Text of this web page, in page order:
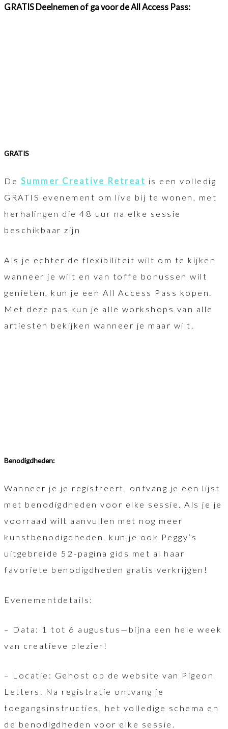
GRATIS Deelnemen of ga voor de All Access Pass:
GRATIS
De Summer Creative Retreat is een volledig
GRATIS evenement om live bij te wonen, met
herhalingen die 48 uur na elke sessie
beschikbaar zijn
Als je echter de flexibiliteit wilt om te kijken
wanneer je wilt en van toffe bonussen wilt
genieten, kun je een All Access Pass kopen.
Met deze pas kun je alle workshops van alle
artiesten bekijken wanneer je maar wilt.
Benodigdheden:
Wanneer je je registreert, ontvang je een lijst
met benodigdheden voor elke sessie. Als je je
voorraad wilt aanvullen met nog meer
kunstbenodigdheden, kun je ook Peggy’s
uitgebreide 52-pagina gids met al haar
favoriete benodigdheden gratis verkrijgen!
Evenementdetails:
– Data: 1 tot 6 augustus—bijna een hele week
van creatieve plezier!
– Locatie: Gehost op de website van Pigeon
Letters. Na registratie ontvang je
toegangsinstructies, het volledige schema en
de benodigdheden voor elke sessie.